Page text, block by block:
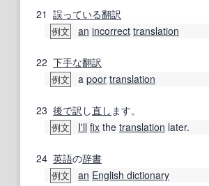
21 誤っている翻訳
例文 an incorrect translation
22 下手な翻訳
例文 a poor translation
23 後で訳 し直し ます。
例文 I'll fix the translation later.
24 英語の辞書
例文 an English dictionary